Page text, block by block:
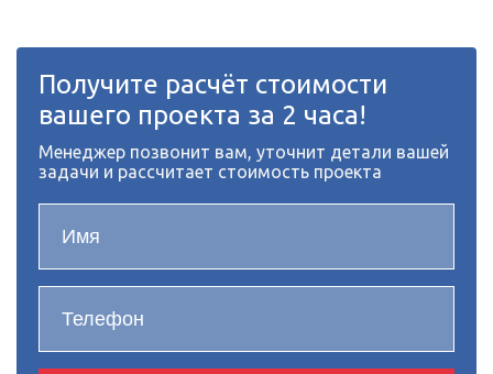
Получите расчёт стоимости
вашего проекта за 2 часа!
Менеджер позвонит вам, уточнит детали вашей
задачи и рассчитает стоимость проекта